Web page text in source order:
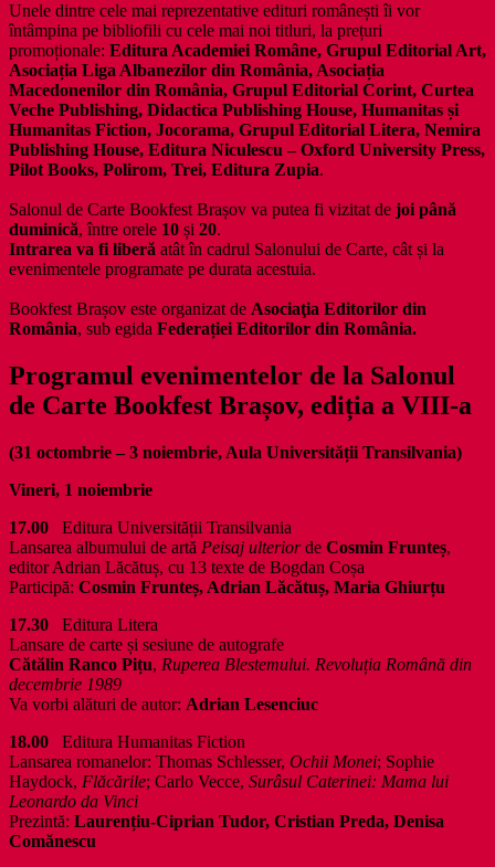
Unele dintre cele mai reprezentative edituri românești îi vor
întâmpina pe bibliofili cu cele mai noi titluri, la prețuri
promoționale: Editura Academiei Române, Grupul Editorial Art,
Asociația Liga Albanezilor din România, Asociația
Macedonenilor din România, Grupul Editorial Corint, Curtea
Veche Publishing, Didactica Publishing House, Humanitas și
Humanitas Fiction, Jocorama, Grupul Editorial Litera, Nemira
Publishing House, Editura Niculescu – Oxford University Press,
Pilot Books, Polirom, Trei, Editura Zupia.
Salonul de Carte Bookfest Brașov va putea fi vizitat de joi până
duminică, între orele 10 și 20.
Intrarea va fi liberă atât în cadrul Salonului de Carte, cât și la
evenimentele programate pe durata acestuia.
Bookfest Brașov este organizat de Asociaţia Editorilor din
România, sub egida Federației Editorilor din România.
Programul evenimentelor de la Salonul
de Carte Bookfest Brașov, ediția a VIII-a
(31 octombrie – 3 noiembrie, Aula Universității Transilvania)
Vineri, 1 noiembrie
17.00 Editura Universității Transilvania
Lansarea albumului de artă Peisaj ulteriorde Cosmin Frunteș,
editor Adrian Lăcătuș, cu 13 texte de Bogdan Coșa
Participă: Cosmin Frunteș, Adrian Lăcătuș, Maria Ghiurțu
17.30 Editura Litera
Lansare de carte și sesiune de autografe
Cătălin Ranco Pițu, Ruperea Blestemului. Revoluția Română din
decembrie 1989
Va vorbi alături de autor: Adrian Lesenciuc
18.00 Editura Humanitas Fiction
Lansarea romanelor: Thomas Schlesser, Ochii Monei; Sophie
Haydock, Flăcările; Carlo Vecce, Surâsul Caterinei: Mama lui
Leonardo da Vinci
Prezintă: Laurențiu-Ciprian Tudor, Cristian Preda, Denisa
Comănescu